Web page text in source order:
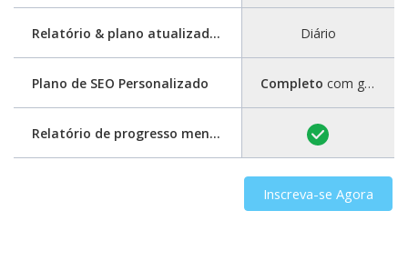
Relatório & plano atualizados
Plano de SEO Personalizado
Relatório de progresso mensal
Diário
Completo com guia passo a passo
Inscreva-se Agora